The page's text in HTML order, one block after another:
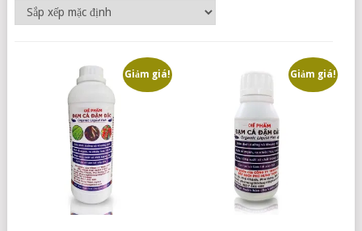
Giảm giá! Giảm giá!